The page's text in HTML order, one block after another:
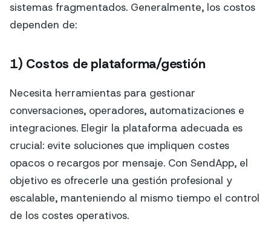
sistemas fragmentados. Generalmente, los costos
dependen de:
1) Costos de plataforma/gestión
Necesita herramientas para gestionar
conversaciones, operadores, automatizaciones e
integraciones. Elegir la plataforma adecuada es
crucial: evite soluciones que impliquen costes
opacos o recargos por mensaje. Con SendApp, el
objetivo es ofrecerle una gestión profesional y
escalable, manteniendo al mismo tiempo el control
de los costes operativos.